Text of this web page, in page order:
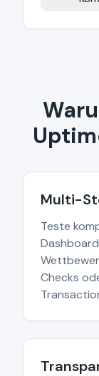
Multi-
Teste
Checks